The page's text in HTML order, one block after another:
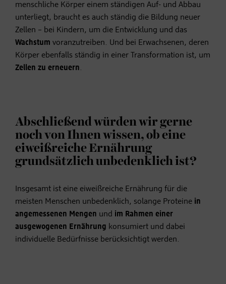
menschliche Körper einem ständigen Auf- und Abbau
unterliegt, braucht es auch ständig die Bildung neuer
Zellen – bei Kindern, um die Entwicklung und das
Wachstum voranzutreiben. Und bei Erwachsenen, deren
Körper ebenfalls ständig in einer Transformation ist, um
Zellen zu erneuern.
Abschließend würden wir gerne
noch von Ihnen wissen, ob eine
eiweißreiche Ernährung
grundsätzlich unbedenklich ist?
Insgesamt ist eine eiweißreiche Ernährung für die
meisten Menschen unbedenklich, solange Proteine in
angemessenen Mengen und im Rahmen einer
ausgewogenen Ernährung konsumiert und dabei
individuelle Bedürfnisse berücksichtigt werden.